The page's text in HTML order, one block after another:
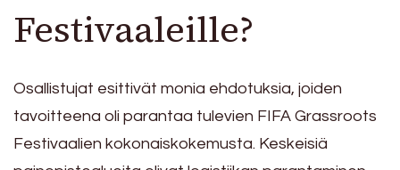
Festivaaleille?
Osallistujat esittivät monia ehdotuksia, joiden
tavoitteena oli parantaa tulevien FIFA Grassroots
Festivaalien kokonaiskokemusta. Keskeisiä